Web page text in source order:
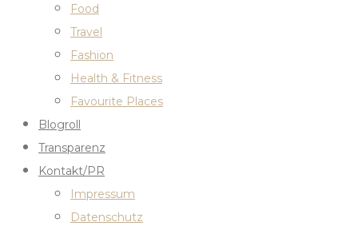
Food
Travel
Fashion
Health & Fitness
Favourite Places
Blogroll
Transparenz
Kontakt/PR
Impressum
Datenschutz